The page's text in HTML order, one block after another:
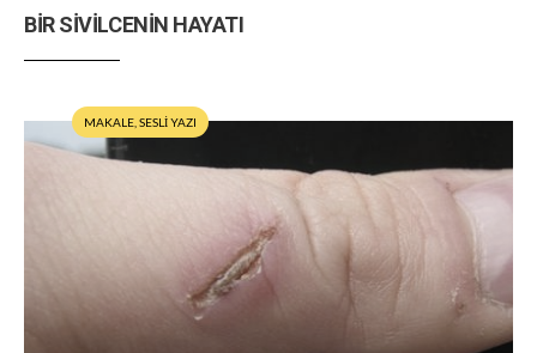
BİR SİVİLCENİN HAYATI
MAKALE SESLİ YAZI